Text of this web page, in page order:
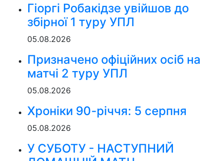
Гіоргі Робакідзе увійшов до
збірної 1 туру УПЛ
05.08.2026
Призначено офіційних осіб на
матчі 2 туру УПЛ
05.08.2026
Хроніки 90-річчя: 5 серпня
05.08.2026
У СУБОТУ - НАСТУПНИЙ